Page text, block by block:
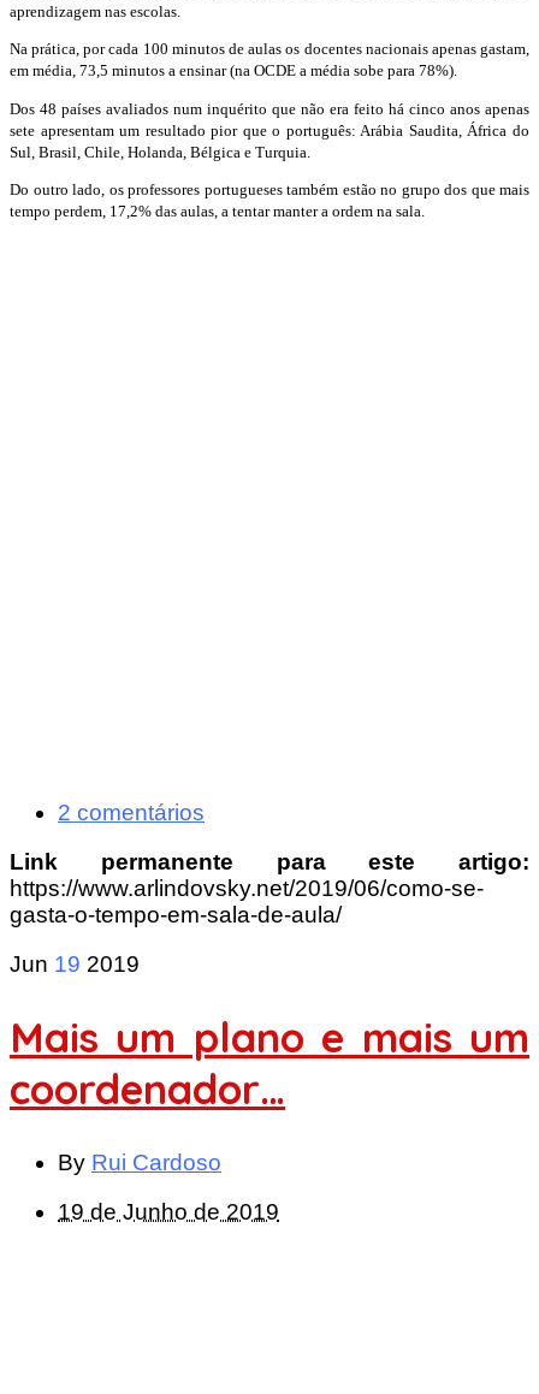
aprendizagem nas escolas.
Na prática, por cada 100 minutos de aulas os docentes nacionais apenas gastam,
em média, 73,5 minutos a ensinar (na OCDE a média sobe para 78%).
Dos 48 países avaliados num inquérito que não era feito há cinco anos apenas
sete apresentam um resultado pior que o português: Arábia Saudita, África do
Sul, Brasil, Chile, Holanda, Bélgica e Turquia.
Do outro lado, os professores portugueses também estão no grupo dos que mais
tempo perdem, 17,2% das aulas, a tentar manter a ordem na sala.
2 comentários
Link permanente para este artigo:
https://www.arlindovsky.net/2019/06/como-se-
gasta-o-tempo-em-sala-de-aula/
Jun 19 2019
Mais um plano e mais um
coordenador…
By Rui Cardoso
19 de Junho de 2019